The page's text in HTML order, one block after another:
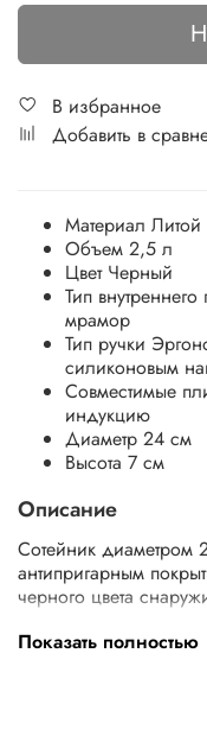
В избранное
Добавить в
Материал
Объем 2,5 л
Цвет Черный
Тип внутреннего
мрамор
Тип ручки
силиконовым
Совместимые
индукцию
Диаметр 24 см
Высота 7 см
Описание
Сотейник диаметром
антипригарным
черного цвета
Показать полностью